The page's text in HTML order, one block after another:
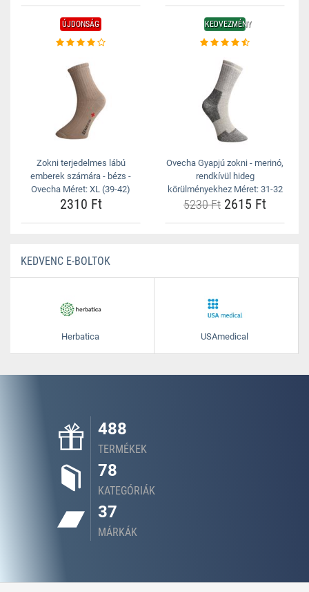
ÚJDONSÁG
Zokni terjedelmes lábú
emberek számára - bézs -
Ovecha Méret: XL (39-42)
2310 Ft
KEDVEZMÉNY
Ovecha Gyapjú zokni - merinó,
rendkívül hideg
körülményekhez Méret: 31-32
5230 Ft 2615 Ft
KEDVENC E-BOLTOK
Herbatica USAmedical
488
TERMÉKEK
78
KATEGÓRIÁK
37
MÁRKÁK